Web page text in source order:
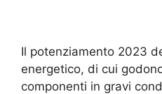
Il potenziamento 2023
energetico, di cui
componenti in gravi